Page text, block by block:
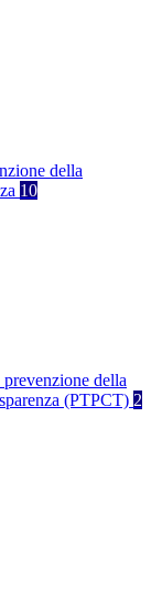
della
10
della
(PTPCT) 2